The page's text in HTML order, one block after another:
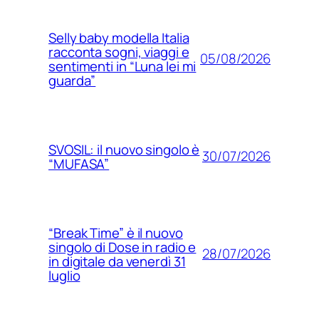
Selly baby modella Italia
racconta sogni, viaggi e
sentimenti in “Luna lei mi
guarda”
05/08/2026
SVOSIL: il nuovo singolo è
“MUFASA” 30/07/2026
“Break Time” è il nuovo
singolo di Dose in radio e
in digitale da venerdì 31
luglio
28/07/2026